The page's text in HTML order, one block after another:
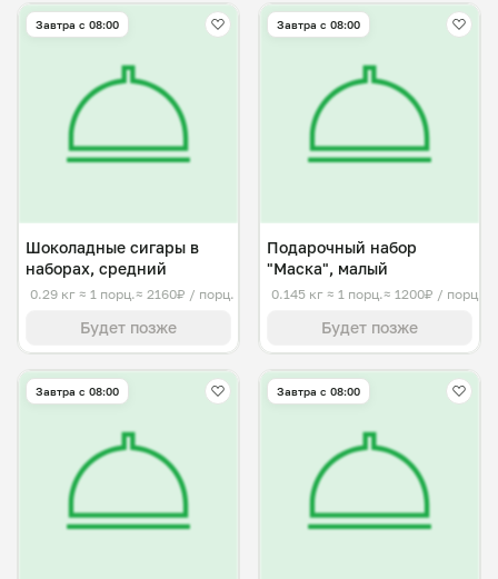
Завтра c 08:00
Шоколадные сигары в
наборах, средний
0.29 кг ≈ 1 порц.≈ 2160₽ / порц.
Будет позже
Завтра c 08:00
Подарочный набор
"Маска", малый
0.145 кг ≈ 1 порц.≈ 1200₽ / порц.
Будет позже
Завтра c 08:00 Завтра c 08:00